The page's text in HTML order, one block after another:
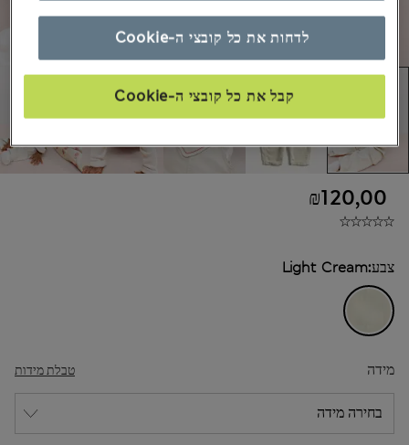
₪120,00
צבע:Light Cream
מידה טבלת מידות
לדחות את כל קובצי ה-Cookie
קבל את כל קובצי ה-Cookie